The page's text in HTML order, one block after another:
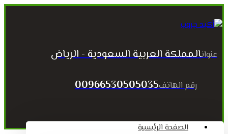
عنوانالمملكة العربية السعودية - الرياض
رقم الهاتف00966530505035
الصفحة الرئيسية